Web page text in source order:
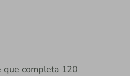
que completa 120